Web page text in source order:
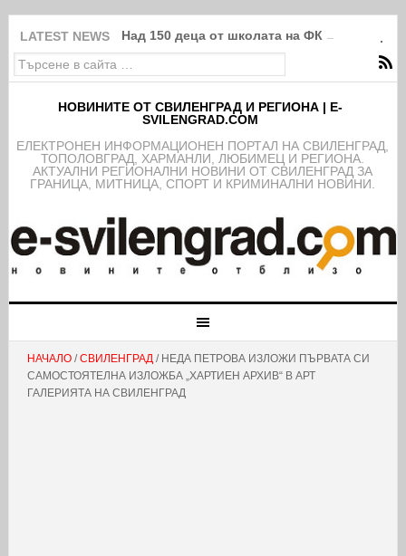
LATEST NEWS Над 150 деца от школата на ФК
НОВИНИТЕ ОТ СВИЛЕНГРАД И РЕГИОНА | E-
SVILENGRAD.COM
EЛЕКТРОНЕН ИНФОРМАЦИОНЕН ПОРТАЛ НА СВИЛЕНГРАД,
ТОПОЛОВГРАД, ХАРМАНЛИ, ЛЮБИМЕЦ И РЕГИОНА.
АКТУАЛНИ РЕГИОНАЛНИ НОВИНИ ОТ СВИЛЕНГРАД ЗА
ГРАНИЦА, МИТНИЦА, СПОРТ И КРИМИНАЛНИ НОВИНИ.
НАЧАЛО/СВИЛЕНГРАД/ НЕДА ПЕТРОВА ИЗЛОЖИ ПЪРВАТА СИ
САМОСТОЯТЕЛНА ИЗЛОЖБА „ХАРТИЕН АРХИВ“ В АРТ
ГАЛЕРИЯТА НА СВИЛЕНГРАД